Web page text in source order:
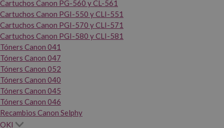
Cartuchos Canon PG-560 y CL-561
Cartuchos Canon PGI-550 y CLI-551
Cartuchos Canon PGI-570 y CLI-571
Cartuchos Canon PGI-580 y CLI-581
Tóners Canon 041
Tóners Canon 047
Tóners Canon 052
Tóners Canon 040
Tóners Canon 045
Tóners Canon 046
Recambios Canon Selphy
OKI